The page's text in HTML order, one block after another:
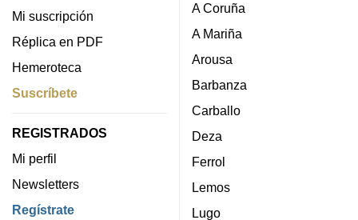
Mi suscripción
Réplica en PDF
Hemeroteca
Suscríbete
REGISTRADOS
Mi perfil
Newsletters
Regístrate
A Coruña
A Mariña
Arousa
Barbanza
Carballo
Deza
Ferrol
Lemos
Lugo